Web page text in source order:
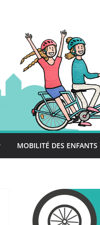
MOBILITÉ DES ENFANTS